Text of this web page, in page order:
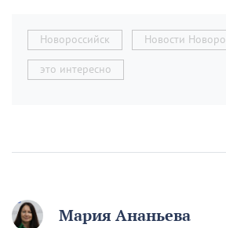
Новороссийск Новости
это интересно
Мария Ананьева